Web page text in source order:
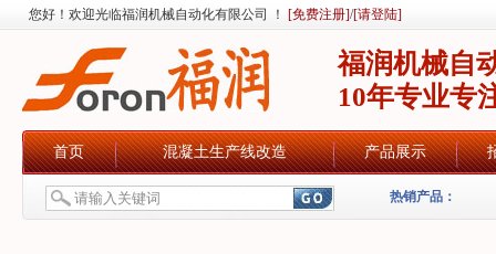
您好！欢迎光临福润机械自动化有限公司 ！ [免费注册]/[请登陆]
福润机械自
10年专业专
首页 混凝土生产线改造 产品展示
热销产品：